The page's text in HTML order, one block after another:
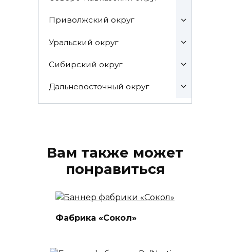
Приволжский округ
Уральский округ
Сибирский округ
Дальневосточный округ
Вам также может
понравиться
Фабрика «Сокол»